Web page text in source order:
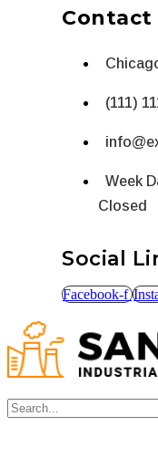
Contact
(111)
Week
Closed
Social
Facebook-f